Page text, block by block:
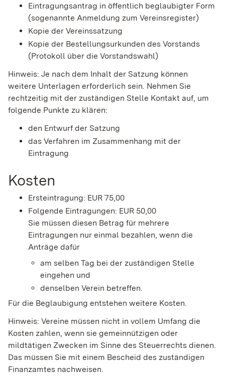
Eintragungsantrag in öffentlich beglaubigter Form
(sogenannte Anmeldung zum Vereinsregister)
Kopie der Vereinssatzung
Kopie der Bestellungsurkunden des Vorstands
(Protokoll über die Vorstandswahl)
Hinweis: Je nach dem Inhalt der Satzung können
weitere Unterlagen erforderlich sein. Nehmen Sie
rechtzeitig mit der zuständigen Stelle Kontakt auf, um
folgende Punkte zu klären:
den Entwurf der Satzung
das Verfahren im Zusammenhang mit der
Eintragung
Kosten
Ersteintragung: EUR 75,00
Folgende Eintragungen: EUR 50,00
Sie müssen diesen Betrag für mehrere
Eintragungen nur einmal bezahlen, wenn die
Anträge dafür
am selben Tag bei der zuständigen Stelle
eingehen und
denselben Verein betreffen.
Für die Beglaubigung entstehen weitere Kosten.
Hinweis: Vereine müssen nicht in vollem Umfang die
Kosten zahlen, wenn sie gemeinnützigen oder
mildtätigen Zwecken im Sinne des Steuerrechts dienen.
Das müssen Sie mit einem Bescheid des zuständigen
Finanzamtes nachweisen.